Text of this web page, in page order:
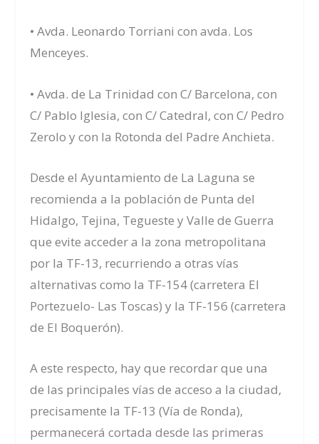
• Avda. Leonardo Torriani con avda. Los
Menceyes.
• Avda. de La Trinidad con C/ Barcelona, con
C/ Pablo Iglesia, con C/ Catedral, con C/ Pedro
Zerolo y con la Rotonda del Padre Anchieta.
Desde el Ayuntamiento de La Laguna se
recomienda a la población de Punta del
Hidalgo, Tejina, Tegueste y Valle de Guerra
que evite acceder a la zona metropolitana
por la TF-13, recurriendo a otras vías
alternativas como la TF-154 (carretera El
Portezuelo- Las Toscas) y la TF-156 (carretera
de El Boquerón).
A este respecto, hay que recordar que una
de las principales vías de acceso a la ciudad,
precisamente la TF-13 (Vía de Ronda),
permanecerá cortada desde las primeras